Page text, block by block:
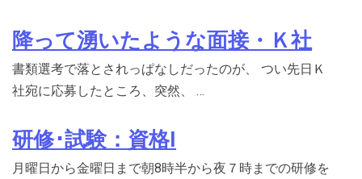
降って湧いたような面接・Ｋ社
書類選考で落とされっぱなしだったのが、 つい先日Ｋ
社宛に応募したところ、突然、 …
研修･試験：資格I
月曜日から金曜日まで朝8時半から夜７時までの研修を